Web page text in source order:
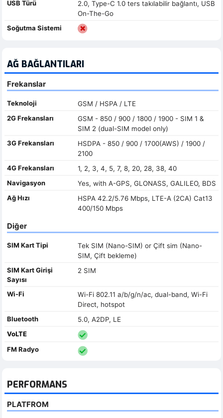
USB Türü
2.0, Type-C 1.0 ters takılabilir bağlantı, USB
On-The-Go
Soğutma Sistemi
AĞ BAĞLANTILARI
Frekanslar
Teknoloji
GSM / HSPA / LTE
2G Frekansları
GSM - 850 / 900 / 1800 / 1900 - SIM 1 &
SIM 2 (dual-SIM model only)
3G Frekansları
HSDPA - 850 / 900 / 1700(AWS) / 1900 /
2100
4G Frekansları
1, 2, 3, 4, 5, 7, 8, 20, 28, 38, 40
Navigasyon
Yes, with A-GPS, GLONASS, GALILEO, BDS
Ağ Hızı
HSPA 42.2/5.76 Mbps, LTE-A (2CA) Cat13
400/150 Mbps
Diğer
SIM Kart Tipi
Tek SIM (Nano-SIM) or Çift sim (Nano-
SIM, Çift bekleme)
SIM Kart Girişi
Sayısı
2 SIM
Wi-Fi
Wi-Fi 802.11 a/b/g/n/ac, dual-band, Wi-Fi
Direct, hotspot
Bluetooth
5.0, A2DP, LE
VoLTE
FM Radyo
PERFORMANS
PLATFROM